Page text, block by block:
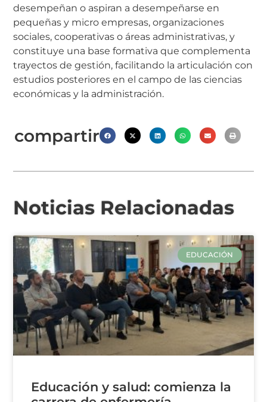
desempeñan o aspiran a desempeñarse en
pequeñas y micro empresas, organizaciones
sociales, cooperativas o áreas administrativas, y
constituye una base formativa que complementa
trayectos de gestión, facilitando la articulación con
estudios posteriores en el campo de las ciencias
económicas y la administración.
compartir
Noticias Relacionadas
EDUCACIÓN
Educación y salud: comienza la